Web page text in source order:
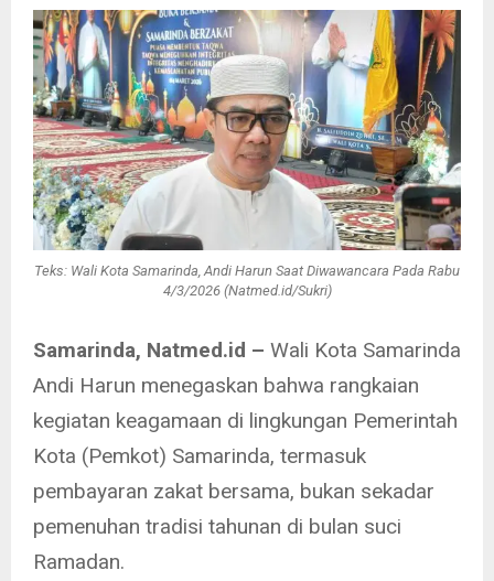
Teks: Wali Kota Samarinda, Andi Harun Saat Diwawancara Pada Rabu
4/3/2026 (Natmed.id/Sukri)
Samarinda, Natmed.id – Wali Kota Samarinda
Andi Harun menegaskan bahwa rangkaian
kegiatan keagamaan di lingkungan Pemerintah
Kota (Pemkot) Samarinda, termasuk
pembayaran zakat bersama, bukan sekadar
pemenuhan tradisi tahunan di bulan suci
Ramadan.